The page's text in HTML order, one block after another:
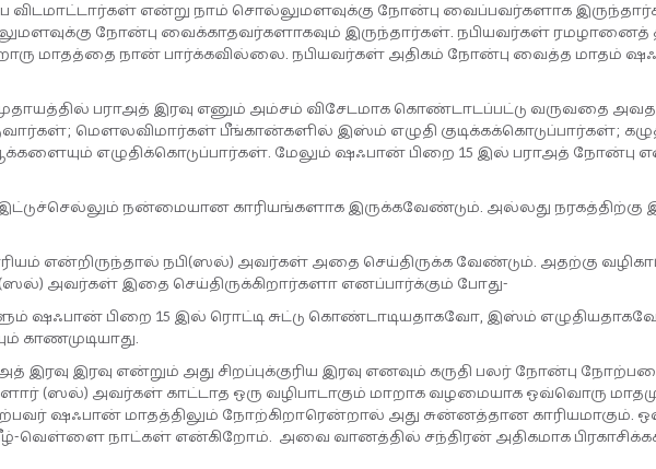
என்று நாம் சொல்லுமளவுக்கு நோன்பு வைப்பவர்களாக
நோன்பு வைக்காதவர்களாகவும் இருந்தார்கள். நபியவர்கள் ரமழானைத்
மாதத்தை நான் பார்க்கவில்லை. நபியவர்கள் அதிகம் நோன்பு வைத்த மாதம்
பராஅத் இரவு எனும் அம்சம் விசேடமாக கொண்டாடப்பட்டு வருவதை
மெளலவிமார்கள் பீங்கான்களில் இஸ்ம் எழுதி குடிக்கக்கொடுப்பார்கள்;
எழுதிக்கொடுப்பார்கள். மேலும் ஷஃபான் பிறை 15 இல் பராஅத் நோன்பு
இட்டுச்செல்லும் நன்மையான காரியங்களாக இருக்கவேண்டும். அல்லது நரகத்திற்கு
என்றிருந்தால் நபி(ஸல்) அவர்கள் அதை செய்திருக்க வேண்டும். அதற்கு
அவர்கள் இதை செய்திருக்கிறார்களா எனப்பார்க்கும் போது-
ஷஃபான் பிறை 15 இல் ரொட்டி சுட்டு கொண்டாடியதாகவோ, இஸ்ம்
காணமுடியாது.
இரவு என்றும் அது சிறப்புக்குரிய இரவு எனவும் கருதி பலர் நோன்பு
(ஸல்) அவர்கள் காட்டாத ஒரு வழிபாடாகும் மாறாக வழமையாக ஒவ்வொரு
ஷஃபான் மாதத்திலும் நோற்கிறாரென்றால் அது சுன்னத்தான காரியமாகும்.
பீழ்-வெள்ளை நாட்கள் என்கிறோம். அவை வானத்தில் சந்திரன் அதிகமாக